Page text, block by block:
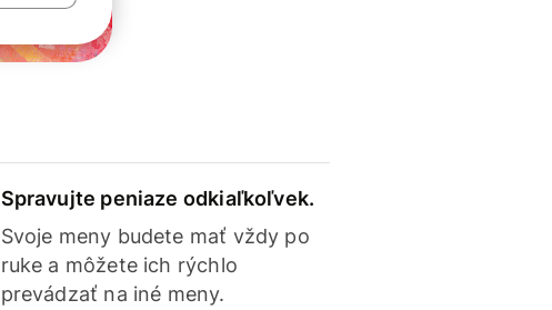
Spravujte peniaze odkiaľkoľvek.
Svoje meny budete mať vždy po
ruke a môžete ich rýchlo
prevádzať na iné meny.